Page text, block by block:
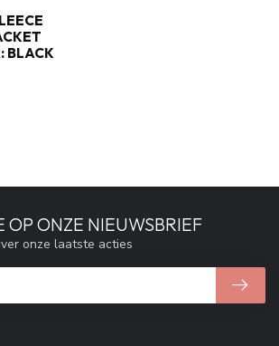
BLACK
OP ONZE NIEUWSBRIEF
onze laatste acties